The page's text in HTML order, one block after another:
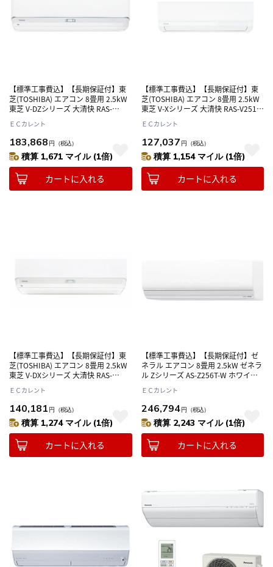
【標準工事費込】【長期保証付】東
芝(TOSHIBA) エアコン 8畳用 2.5kW
東芝 V-DZシリーズ 大清快 RAS-
ＥＣカレント
183,868 円 （税込）
積算 1,671 マイル (1倍)
カートに入れる
【標準工事費込】【長期保証付】東
芝(TOSHIBA) エアコン 8畳用 2.5kW
東芝 V-Xシリーズ 大清快 RAS-V251X-
ＥＣカレント
127,037 円 （税込）
積算 1,154 マイル (1倍)
カートに入れる
【標準工事費込】【長期保証付】東
芝(TOSHIBA) エアコン 8畳用 2.5kW
東芝 V-DXシリーズ 大清快 RAS-
ＥＣカレント
140,181 円 （税込）
積算 1,274 マイル (1倍)
カートに入れる
【標準工事費込】【長期保証付】ゼ
ネラル エアコン 8畳用 2.5kW ゼネラ
ル Zシリーズ AS-Z256T-W ホワイト
ＥＣカレント
246,794円 （税込）
積算 2,243 マイル (1倍)
カートに入れる